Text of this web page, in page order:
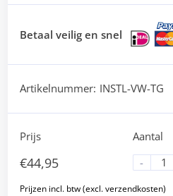
Betaal veilig en snel
Artikelnummer: INSTL-VW-TG
Prijs
€44,95
Aantal
-